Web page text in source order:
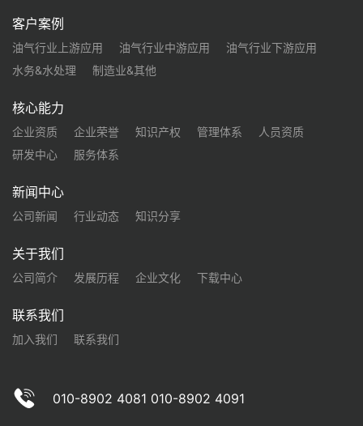
客户案例
油气行业上游应用 油气行业中游应用
油气行业下游应用
水务&水处理
制造业&其他
核心能力
企业资质 企业荣誉 知识产权 管理体系
人员资质
研发中心
服务体系
新闻中心
公司新闻 行业动态 知识分享
关于我们
公司简介 发展历程 企业文化 下载中心
联系我们
加入我们 联系我们
010-8902 4081 010-8902 4091